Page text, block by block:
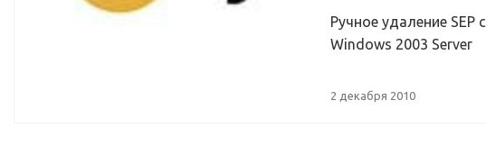
Ручное удаление SEP с
Windows 2003 Server
2 декабря 2010